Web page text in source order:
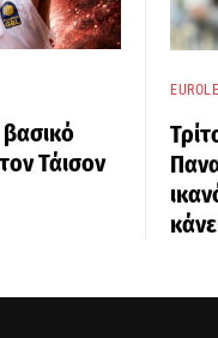
βασικό
Τάισον